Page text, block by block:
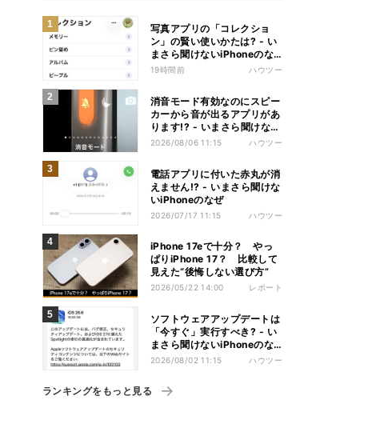
写真アプリの「コレクショ
ン」の賢い使いかたは? - い
まさら聞けないiPhoneのな
ぜ
19時間前 ハウツー
消音モード有効なのにスピー
カーから音が出るアプリがあ
ります!? - いまさら聞けない
iPhoneのなぜ
2026/08/06 11:15 ハウツー
電話アプリに付いた赤丸が消
えません!? - いまさら聞けな
いiPhoneのなぜ
2026/07/17 11:15 ハウツー
iPhone 17eで十分？ やっ
ぱりiPhone 17？ 比較して
見えた“後悔しない選び方”
2026/05/22 14:00 レポート
ソフトウェアアップデートは
「今すぐ」実行すべき? - い
まさら聞けないiPhoneのな
ぜ
2026/08/02 11:15 ハウツー
ランキングをもっと見る